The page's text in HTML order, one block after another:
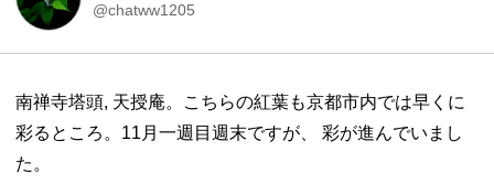
@chatww1205
南禅寺塔頭, 天授庵。こちらの紅葉も京都市内では早くに
彩るところ。11月一週目週末ですが、 彩が進んでいまし
た。